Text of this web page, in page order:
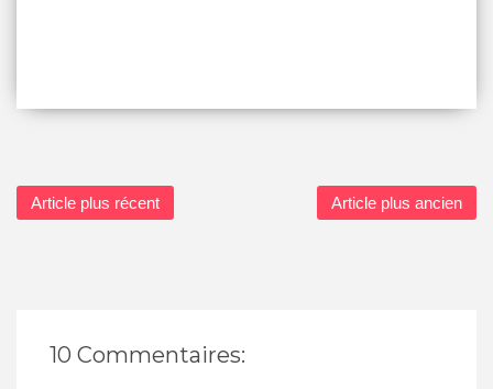
Article plus récent Article plus ancien
10 Commentaires: